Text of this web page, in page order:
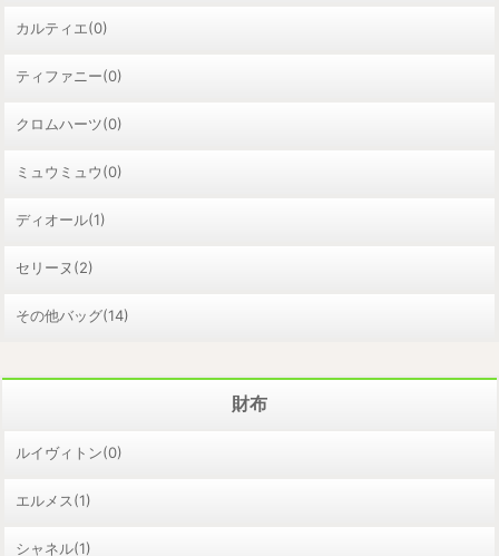
カルティエ(0)
ティファニー(0)
クロムハーツ(0)
ミュウミュウ(0)
ディオール(1)
セリーヌ(2)
その他バッグ(14)
財布
ルイヴィトン(0)
エルメス(1)
シャネル(1)